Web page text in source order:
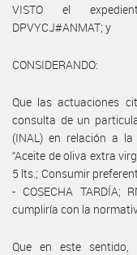
VISTO el
DPVYCJ#ANMAT; y
CONSIDERANDO:
Que las actuaciones
consulta de un
(INAL) en relación a
“Aceite de oliva extra
5 lts.; Consumir
- COSECHA TARDÍA;
cumpliría con la
Que en este sentido,